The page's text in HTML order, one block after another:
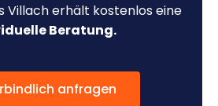
Villach erhält kostenlos eine
Beratung.
anfragen